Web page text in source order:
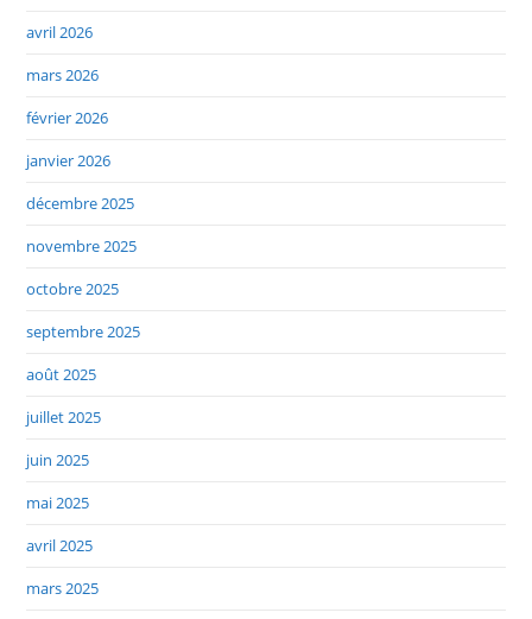
avril 2026
mars 2026
février 2026
janvier 2026
décembre 2025
novembre 2025
octobre 2025
septembre 2025
août 2025
juillet 2025
juin 2025
mai 2025
avril 2025
mars 2025